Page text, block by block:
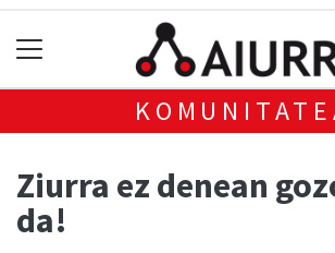
Ziurra ez denean
da!